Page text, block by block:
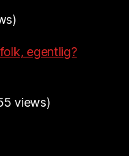
egentlig?
views)